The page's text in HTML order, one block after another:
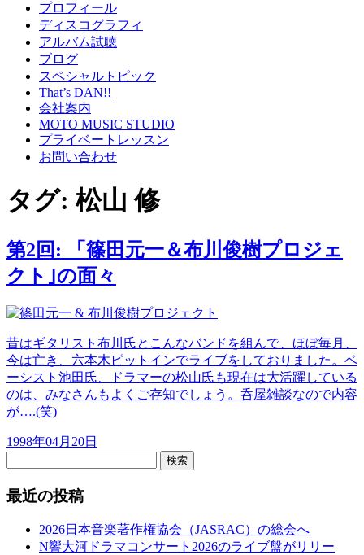
プロフィール
ディスコグラフィ
アルバム試聴
ブログ
スペシャルトピック
That’s DAN!!
会社案内
MOTO MUSIC STUDIO
プライベートレッスン
お問い合わせ
タグ: 松山 修
第2回: 「篠田元一＆布川俊樹プロジェ
クト｣の面々
昔はギタリスト布川氏とこんなバンドを組んで、ほぼ毎月、
今は亡き、六本木ピットインでライブをしておりました。ベ
ーシスト池田氏、ドラマーの松山氏も現在は大活躍している
のは、みなさんもよくご存知でしょう。呑屋雑談なので内容
が….(笑)
1998年04月20日
検索
最近の投稿
2026日本音楽著作権協会（JASRAC）の総会へ
N響大河ドラマコンサート2026のライブ盤がリリー